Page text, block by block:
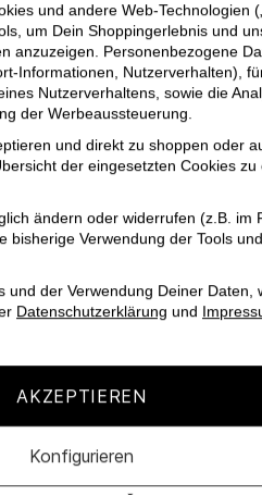
Die edle
subtilen
Büro oder
Moderner
Verwöhne
und andere Web-Technologien
um Dein Shoppingerlebnis und
anzuzeigen. Personenbezogene
Informationen, Nutzerverhalten),
Nutzerverhaltens, sowie die
der Werbeaussteuerung.
und direkt zu shoppen oder
der eingesetzten Cookies
ändern oder widerrufen (z.B. im
bisherige Verwendung der Tools
der Verwendung Deiner Daten,
Datenschutzerklärung und
AKZEPTIEREN
Konfigurieren